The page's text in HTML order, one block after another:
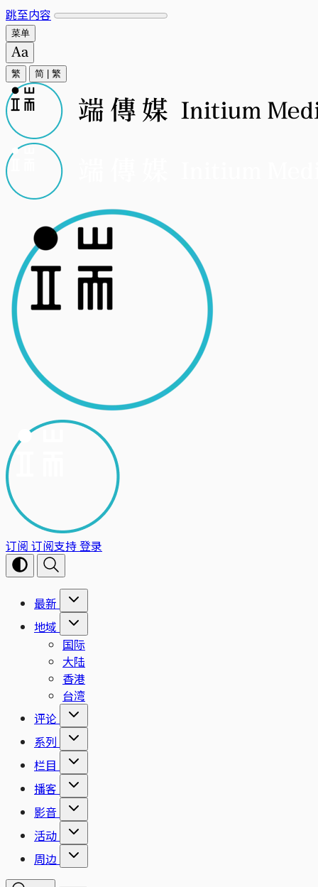
跳至内容
菜单
繁 简 繁
订阅 订阅支持登录
最新
地域
国际
大陆
香港
台湾
评论
系列
栏目
播客
影音
活动
周边